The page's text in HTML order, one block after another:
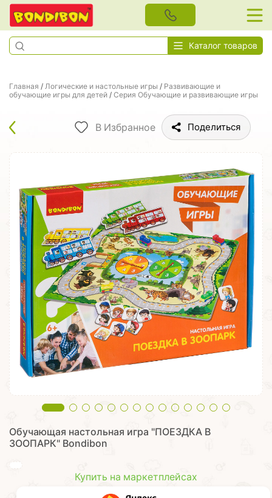
Каталог товаров
Главная / Логические и настольные игры / Развивающие и
обучающие игры для детей / Серия Обучающие и развивающие игры
В Избранное Поделиться
Обучающая настольная игра "ПОЕЗДКА В
ЗООПАРК" Bondibon
Купить на маркетплейсах